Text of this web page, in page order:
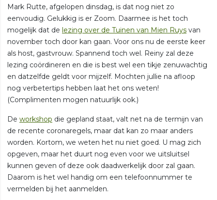
Mark Rutte, afgelopen dinsdag, is dat nog niet zo
eenvoudig. Gelukkig is er Zoom. Daarmee is het toch
mogelijk dat de lezing over de Tuinen van Mien Ruys van
november toch door kan gaan. Voor ons nu de eerste keer
als host, gastvrouw. Spannend toch wel. Reiny zal deze
lezing coördineren en die is best wel een tikje zenuwachtig
en datzelfde geldt voor mijzelf. Mochten jullie na afloop
nog verbetertips hebben laat het ons weten!
(Complimenten mogen natuurlijk ook.)
De workshop die gepland staat, valt net na de termijn van
de recente coronaregels, maar dat kan zo maar anders
worden. Kortom, we weten het nu niet goed. U mag zich
opgeven, maar het duurt nog even voor we uitsluitsel
kunnen geven of deze ook daadwerkelijk door zal gaan.
Daarom is het wel handig om een telefoonnummer te
vermelden bij het aanmelden.